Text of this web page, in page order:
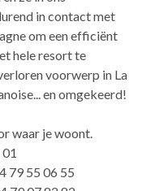
in contact met
om een efficiënt
hele resort te
voorwerp in La
en omgekeerd!
waar je woont.
79 55 06 55